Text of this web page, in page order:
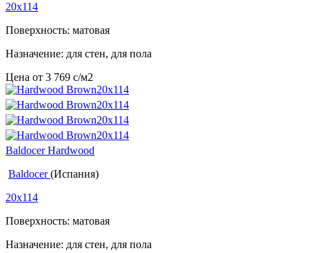
20x114
Поверхность: матовая
Назначение: для стен, для пола
Цена от 3 769 c/м2
Baldocer Hardwood
Baldocer(Испания)
20x114
Поверхность: матовая
Назначение: для стен, для пола